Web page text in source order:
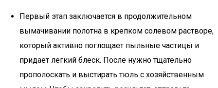
Первый этап заключается в продолжительном
вымачивании полотна в крепком солевом растворе,
который активно поглощает пыльные частицы и
придает легкий блеск. После нужно тщательно
прополоскать и выстирать тюль с хозяйственным